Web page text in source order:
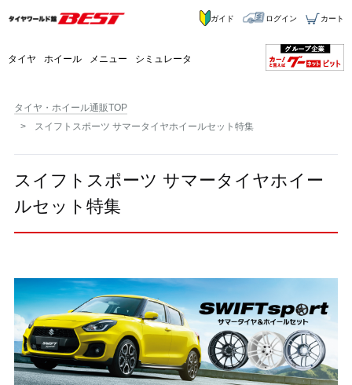
タイヤ ホイール メニュー シミュレータ
ガイド ログイン カート
タイヤ・ホイール通販TOP
スイフトスポーツ サマータイヤホイールセット特集
スイフトスポーツ サマータイヤホイー
ルセット特集